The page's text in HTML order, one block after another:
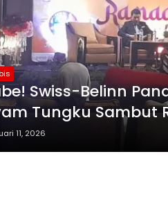
Swiss-Belinn
Tungku Sambut
11, 2026